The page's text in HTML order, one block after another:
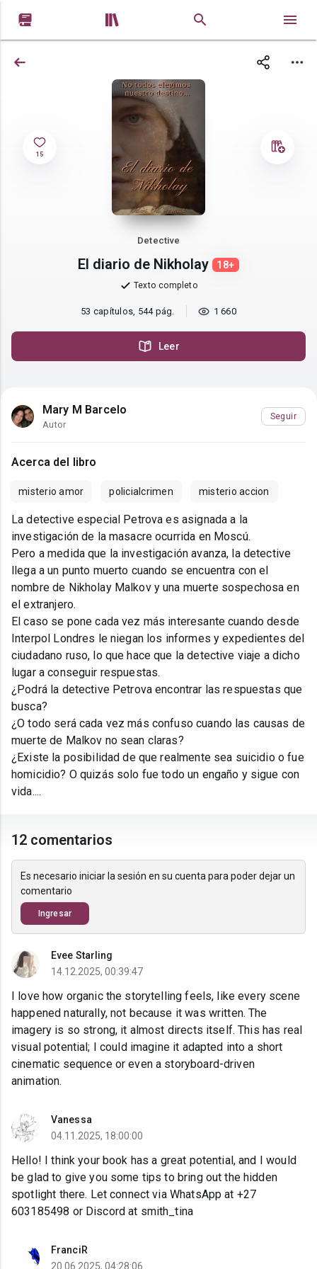
 
15
Detective
El diario de Nikholay 18+
Texto completo
53 capítulos, 544 pág. 1 660
Leer
Mary M Barcelo
Autor
Seguir
Acerca del libro
misterio amor policialcrimen misterio accion
La detective especial Petrova es asignada a la
investigación de la masacre ocurrida en Moscú.
Pero a medida que la investigación avanza, la detective
llega a un punto muerto cuando se encuentra con el
nombre de Nikholay Malkov y una muerte sospechosa en
el extranjero.
El caso se pone cada vez más interesante cuando desde
Interpol Londres le niegan los informes y expedientes del
ciudadano ruso, lo que hace que la detective viaje a dicho
lugar a conseguir respuestas.
¿Podrá la detective Petrova encontrar las respuestas que
busca?
¿O todo será cada vez más confuso cuando las causas de
muerte de Malkov no sean claras?
¿Existe la posibilidad de que realmente sea suicidio o fue
homicidio? O quizás solo fue todo un engaño y sigue con
vida....
12 comentarios
Es necesario iniciar la sesión en su cuenta para poder dejar un
comentario
Ingresar
Evee Starling
14.12.2025, 00:39:47
I love how organic the storytelling feels, like every scene
happened naturally, not because it was written. The
imagery is so strong, it almost directs itself. This has real
visual potential; I could imagine it adapted into a short
cinematic sequence or even a storyboard-driven
animation.
Vanessa
04.11.2025, 18:00:00
Hello! I think your book has a great potential, and I would
be glad to give you some tips to bring out the hidden
spotlight there. Let connect via WhatsApp at +27
603185498 or Discord at smith_tina
FranciR
20.06.2025, 04:28:06